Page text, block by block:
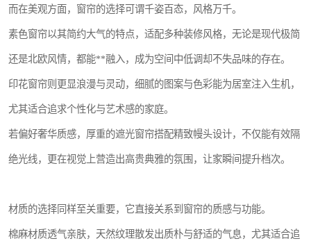
而在美观方面，窗帘的选择可谓千姿百态，风格万千。
素色窗帘以其简约大气的特点，适配多种装修风格，无论是现代极简
还是北欧风情，都能**融入，成为空间中低调却不失品味的存在。
印花窗帘则更显浪漫与灵动，细腻的图案与色彩能为居室注入生机，
尤其适合追求个性化与艺术感的家庭。
若偏好奢华质感，厚重的遮光窗帘搭配精致幔头设计，不仅能有效隔
绝光线，更在视觉上营造出高贵典雅的氛围，让家瞬间提升档次。
材质的选择同样至关重要，它直接关系到窗帘的质感与功能。
棉麻材质透气亲肤，天然纹理散发出质朴与舒适的气息，尤其适合追